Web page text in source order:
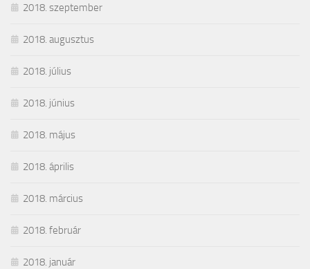
2018. szeptember
2018. augusztus
2018. július
2018. június
2018. május
2018. április
2018. március
2018. február
2018. január